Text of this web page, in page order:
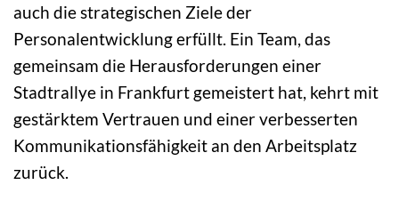
auch die strategischen Ziele der
Personalentwicklung erfüllt. Ein Team, das
gemeinsam die Herausforderungen einer
Stadtrallye in Frankfurt gemeistert hat, kehrt mit
gestärktem Vertrauen und einer verbesserten
Kommunikationsfähigkeit an den Arbeitsplatz
zurück.